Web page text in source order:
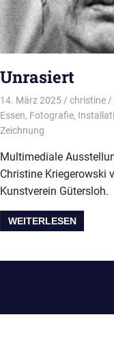
Unrasiert
14. März 2025 christine
Essen, Fotografie,
Zeichnung
Multimediale
Christine Kriegerowski
Kunstverein Gütersloh.
WEITERLESEN